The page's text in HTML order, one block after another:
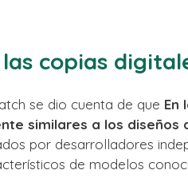
copias
se dio cuenta de que En
similares a los diseños
por desarrolladores
de modelos